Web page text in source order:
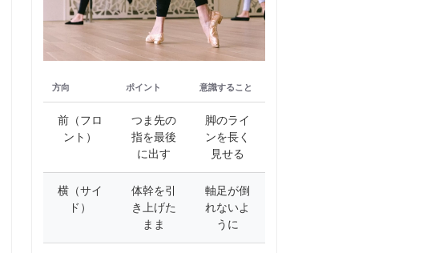
方向 ポイント 意識すること
前（フロ
ント）
つま先の
指を最後
に出す
脚のライ
ンを長く
見せる
横（サイ
ド）
体幹を引
き上げた
まま
軸足が倒
れないよ
うに